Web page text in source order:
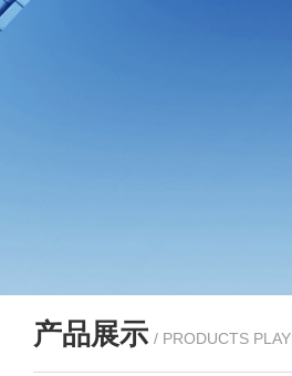
产品展示 / PRODUCTS PLAY